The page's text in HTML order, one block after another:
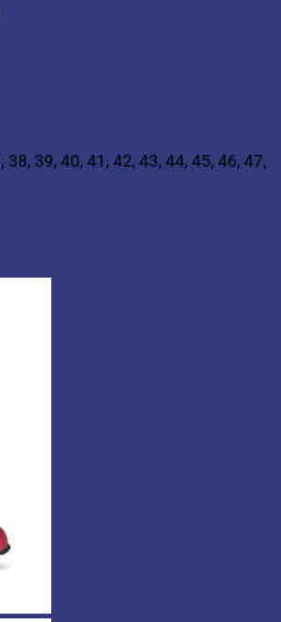
38, 39, 40, 41, 42, 43, 44, 45, 46, 47,